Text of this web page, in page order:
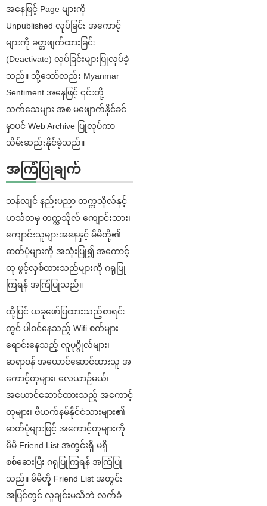
အနေဖြင့် Page များကို
Unpublished လုပ်ခြင်း အကောင့်
များကို ခတ္တဖျက်ထားခြင်း
(Deactivate) လုပ်ခြင်းများပြုလုပ်ခဲ့
သည်။ သို့သော်လည်း Myanmar
Sentiment အနေဖြင့် ၎င်းတို့
သက်သေများ အစ မဖျောက်နိုင်ခင်
မှာပင် Web Archive ပြုလုပ်ကာ
သိမ်းဆည်းနိုင်ခဲ့သည်။
အကြံပြုချက်
သန်လျင် နည်းပညာ တက္ကသိုလ်နှင့်
ဟင်္သတမှ တက္ကသိုလ် ကျောင်းသား၊
ကျောင်းသူများအနေနှင့် မိမိတို့၏
ဓာတ်ပုံများကို အသုံးပြု၍ အကောင့်
တု ဖွင့်လှစ်ထားသည်များကို ဂရုပြု
ကြရန် အကြံပြုသည်။
ထို့ပြင် ယခုဖော်ပြထားသည့်စာရင်း
တွင် ပါဝင်နေသည့် Wifi စက်များ
ရောင်းနေသည့် လူပုဂ္ဂိုလ်များ၊
ဆရာဝန် အယောင်ဆောင်ထားသူ အ
ကောင့်တုများ၊ လေယာဉ်မယ်၊
အယောင်ဆောင်ထားသည့် အကောင့်
တုများ၊ ဗီယက်နမ်နိုင်ငံသားများ၏
ဓာတ်ပုံများဖြင့် အကောင့်တုများကို
မိမိ Friend List အတွင်း​ရှိ မရှိ
စစ်ဆေးပြီး ဂရုပြုကြရန် အကြံပြု
သည်။ မိမိတို့ Friend List အတွင်း
အပြင်တွင် လူချင်းမသိဘဲ လက်ခံ